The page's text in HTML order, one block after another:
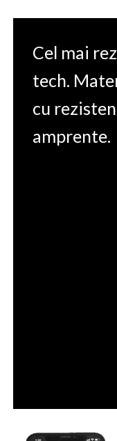
Cel mai
tech.
cu
amprente.